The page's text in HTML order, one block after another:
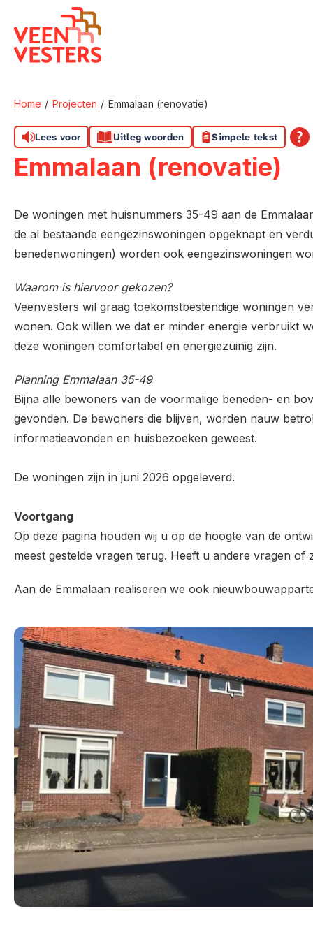
Naar hoofdinhoud
Naar hoofdnavigatiemenu
Naar zoeken
Naar de homepage
Home Projecten Emmalaan (renovatie)
Lees voor Uitleg woorden Simpele tekst
Emmalaan (renovatie)
De woningen met huisnummers 35-49 aan de
de al bestaande eengezinswoningen opgeknapt en
benedenwoningen) worden ook eengezinswoningen
Waarom is hiervoor gekozen?
Veenvesters wil graag toekomstbestendige woningen
wonen. Ook willen we dat er minder energie verbruikt
deze woningen comfortabel en energiezuinig zijn.
Planning Emmalaan 35-49
Bijna alle bewoners van de voormalige beneden- en
gevonden. De bewoners die blijven, worden nauw
informatieavonden en huisbezoeken geweest.
De woningen zijn in juni 2026 opgeleverd.
Voortgang
Op deze pagina houden wij u op de hoogte van de
meest gestelde vragen terug. Heeft u andere vragen
Aan de Emmalaan realiseren we ook